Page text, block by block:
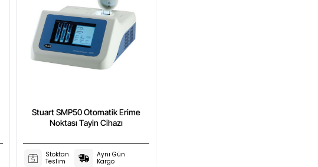
Stuart SMP50 Otomatik Erime
Noktası Tayin Cihazı
Stoktan
Teslim
Aynı Gün
Kargo